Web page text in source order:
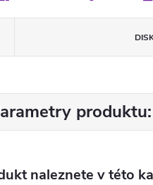
produktu:
naleznete v této